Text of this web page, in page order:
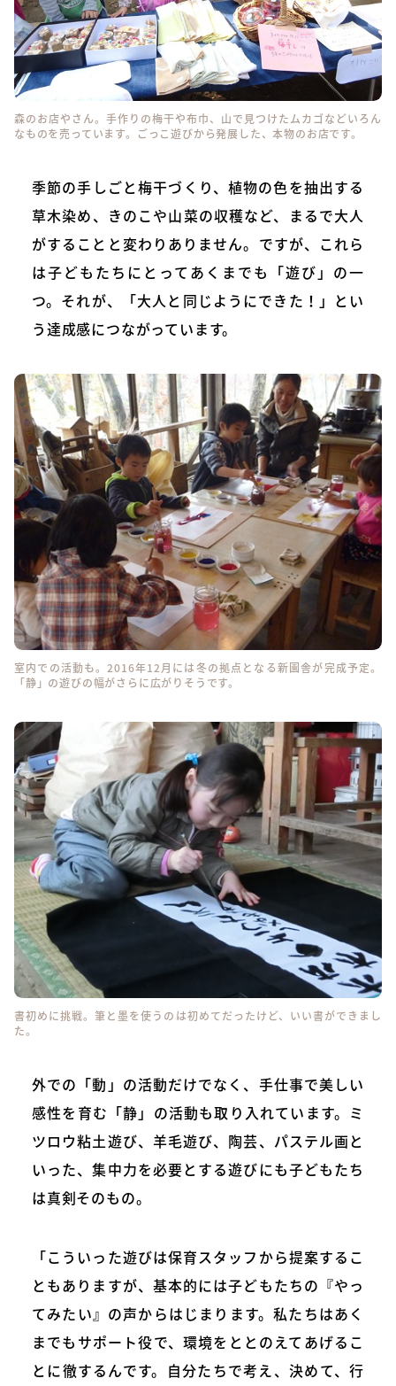
森のお店やさん。手作りの梅干や布巾、山で見つけたムカゴなどいろん
なものを売っています。ごっこ遊びから発展した、本物のお店です。
季節の手しごと梅干づくり、植物の色を抽出する
草木染め、きのこや山菜の収穫など、まるで大人
がすることと変わりありません。ですが、これら
は子どもたちにとってあくまでも「遊び」の一
つ。それが、「大人と同じようにできた！」とい
う達成感につながっています。
室内での活動も。2016年12月には冬の拠点となる新園舎が完成予定。
「静」の遊びの幅がさらに広がりそうです。
書初めに挑戦。筆と墨を使うのは初めてだったけど、いい書ができまし
た。
外での「動」の活動だけでなく、手仕事で美しい
感性を育む「静」の活動も取り入れています。ミ
ツロウ粘土遊び、羊毛遊び、陶芸、パステル画と
いった、集中力を必要とする遊びにも子どもたち
は真剣そのもの。
「こういった遊びは保育スタッフから提案するこ
ともありますが、基本的には子どもたちの『やっ
てみたい』の声からはじまります。私たちはあく
までもサポート役で、環境をととのえてあげるこ
とに徹するんです。自分たちで考え、決めて、行